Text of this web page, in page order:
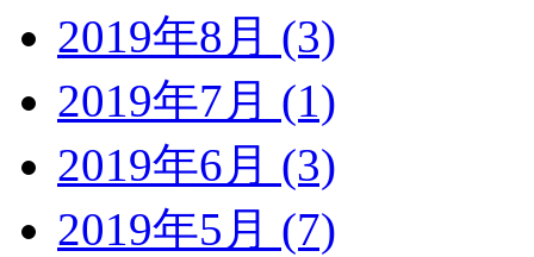
2019年8月 (3)
2019年7月 (1)
2019年6月 (3)
2019年5月 (7)